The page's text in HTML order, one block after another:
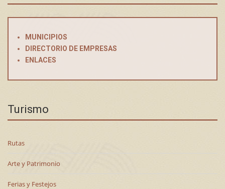
MUNICIPIOS
DIRECTORIO DE EMPRESAS
ENLACES
Turismo
Rutas
Arte y Patrimonio
Ferias y Festejos